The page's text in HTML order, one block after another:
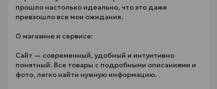
прошло настолько идеально, что это даже
превзошло все мои ожидания.
О магазине и сервисе:
Сайт — современный, удобный и интуитивно
понятный. Все товары с подробными описаниями и
фото, легко найти нужную информацию.